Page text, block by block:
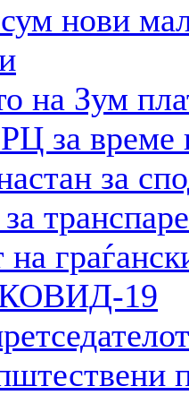
нови
на Зум
за време
за
КОВИД-19